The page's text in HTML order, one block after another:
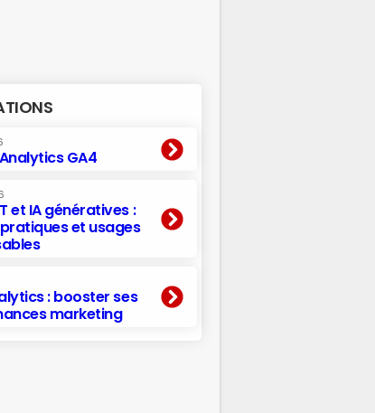
GA4
et IA génératives :
et usages
: booster ses
marketing